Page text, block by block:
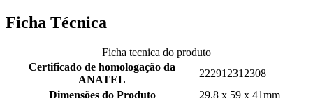
Ficha Técnica
Ficha tecnica do produto
Certificado de homologação da
ANATEL
222912312308
Dimensões do Produto
29.8 x 59 x 41mm